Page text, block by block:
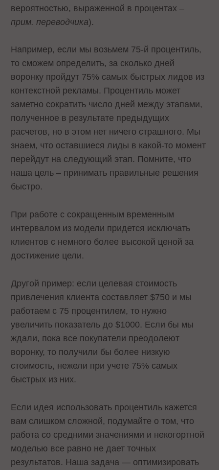
вероятностью, выраженной в процентах–
прим. переводчика).
Например, если мы возьмем 75-й процентиль,
то сможем определить, за сколько дней
воронку пройдут 75% самых быстрых лидов из
контекстной рекламы. Процентиль может
заметно сократить число дней между этапами,
полученное в результате предыдущих
расчетов, но в этом нет ничего страшного. Мы
знаем, что оставшиеся лиды в какой-то момент
перейдут на следующий этап. Помните, что
наша цель – принимать правильные решения
быстро.
При работе с сокращенным временным
интервалом из модели придется исключать
клиентов с немного более высокой ценой за
достижение цели.
Другой пример: если целевая стоимость
привлечения клиента составляет $750 и мы
работаем с 75 процентилем, то нужно
увеличить показатель до $1000. Если бы мы
ждали, пока все покупатели преодолеют
воронку, то получили бы более низкую
стоимость, нежели при учете 75% самых
быстрых из них.
Если идея использовать процентиль кажется
вам слишком сложной, подумайте о том, что
работа со средними значениями и некогортной
моделью все равно не дает точных
результатов. Наша задача — оптимизировать